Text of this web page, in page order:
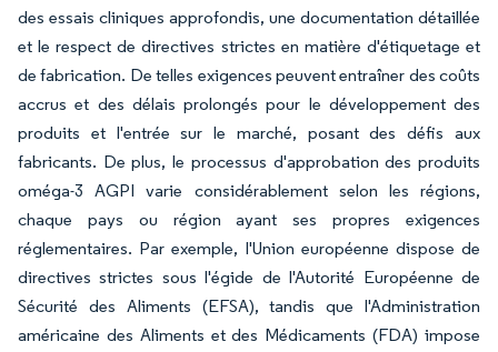
des essais cliniques approfondis, une documentation détaillée
et le respect de directives strictes en matière d'étiquetage et
de fabrication. De telles exigences peuvent entraîner des coûts
accrus et des délais prolongés pour le développement des
produits et l'entrée sur le marché, posant des défis aux
fabricants. De plus, le processus d'approbation des produits
oméga-3 AGPI varie considérablement selon les régions,
chaque pays ou région ayant ses propres exigences
réglementaires. Par exemple, l'Union européenne dispose de
directives strictes sous l'égide de l'Autorité Européenne de
Sécurité des Aliments (EFSA), tandis que l'Administration
américaine des Aliments et des Médicaments (FDA) impose